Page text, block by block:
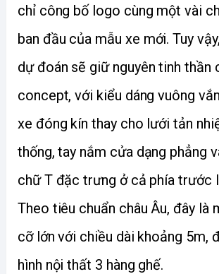
chỉ công bố logo cùng một vài
ban đầu của mẫu xe mới. Tuy
dự đoán sẽ giữ nguyên tinh thần
concept, với kiểu dáng vuông
xe đóng kín thay cho lưới tản
thống, tay nắm cửa dạng phẳng
chữ T đặc trưng ở cả phía trước
Theo tiêu chuẩn châu Âu, đây là
cỡ lớn với chiều dài khoảng 5m,
hình nội thất 3 hàng ghế.